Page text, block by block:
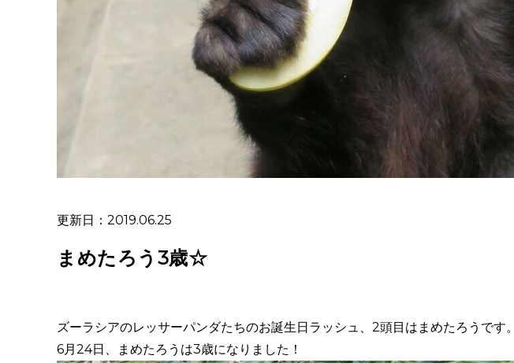
更新日：2019.06.25
まめたろう3歳☆
ズーラシアのレッサーパンダたちのお誕生日ラッシュ、2頭目はまめたろうです。
6月24日、まめたろうは3歳になりました！